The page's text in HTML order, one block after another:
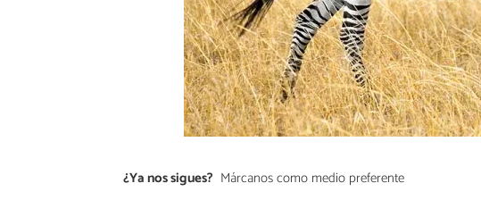
¿Ya nos sigues? Márcanos como medio preferente